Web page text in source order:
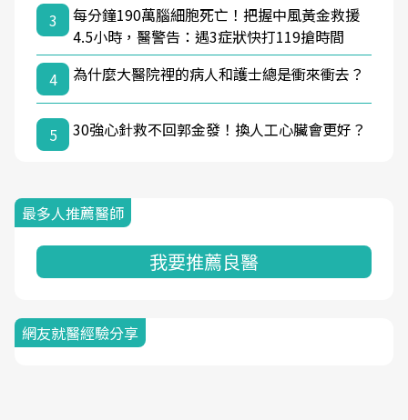
3
每分鐘190萬腦細胞死亡！把握中風黃金救援
4.5小時，醫警告：遇3症狀快打119搶時間
4
為什麼大醫院裡的病人和護士總是衝來衝去？
5 30強心針救不回郭金發！換人工心臟會更好？
最多人推薦醫師
我要推薦良醫
網友就醫經驗分享